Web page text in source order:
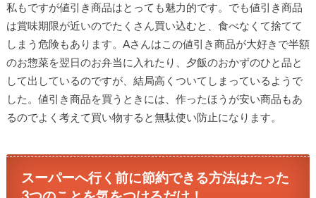
私もですが値引き商品はとっても魅力的です。でも値引き商品
は賞味期限が近いのでたくさん買い込むと、食べなくて捨てて
しまう危険もあります。Aさんはこの値引き商品が大好きで半額
のお惣菜を翌日のお弁当に入れたり、夕飯のおかずのひと品と
して出しているのですが、結局高くついてしまっているようで
した。値引き商品を買うときには、作ったほうが安い商品もあ
るのでよく考えて買い物すると無駄使い防止になります。
スーパーへ行く前に節約できる方法はたった